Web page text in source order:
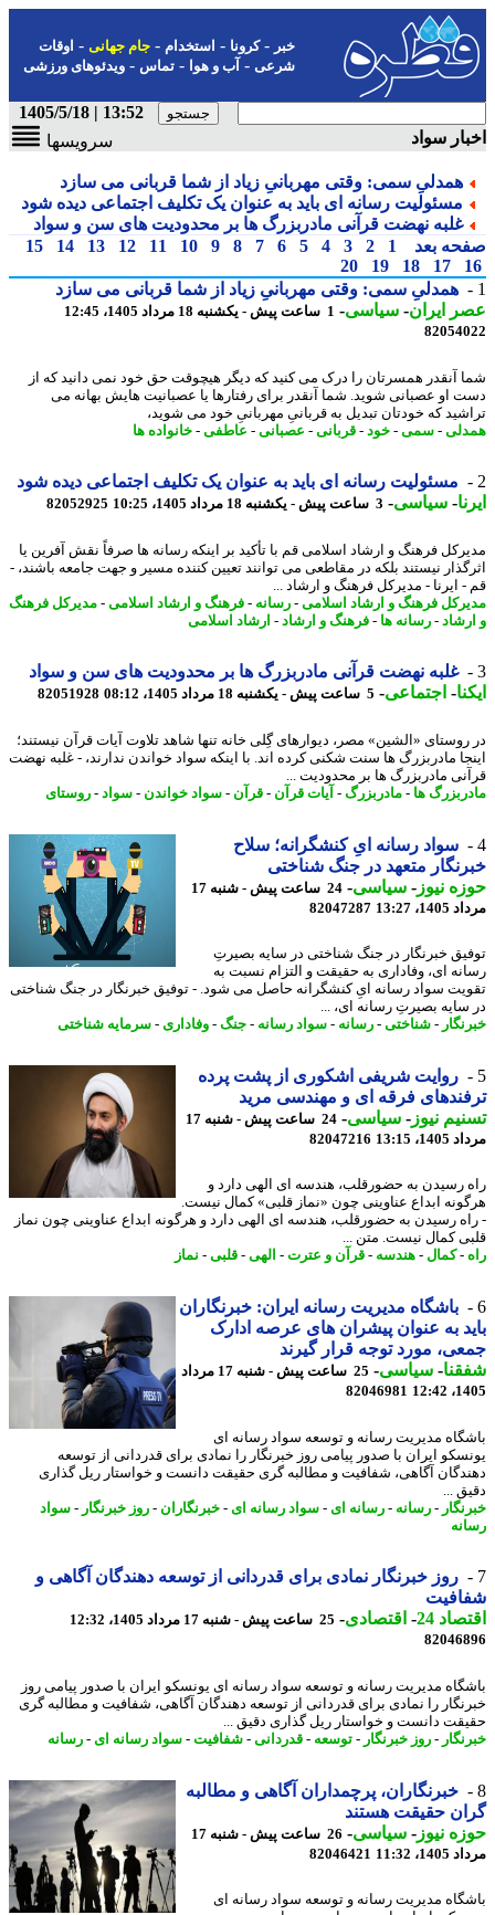
-کرونا-استخدام- جام جهانی-اوقات
شرعی-آب و هوا-تماس-ویدئوهای ورزشی
13:52 | 1405/5/18
سواد
سرویسها
همدلیِ سمی: وقتی مهربانیِ زیاد از شما قربانی می سازد
مسئولیت رسانه ای باید به عنوان یک تکلیف اجتماعی دیده شود
غلبه نهضت قرآنی مادربزرگ ها بر محدودیت های سن و سواد
بعد
1
2
3
4
5
6
7
8
9
10
11
12
13
14
15
17
18
19
20
همدلیِ سمی: وقتی مهربانیِ زیاد از شما قربانی می سازد
ایران- سیاسی-1 ساعت پیش - یکشنبه 18 مرداد 1405، 12:45
آنقدر همسرتان را درک می کنید که دیگر هیچوقت حق خود نمی دانید که از
او عصبانی شوید. شما آنقدر برای رفتارها یا عصبانیت هایش بهانه می
که خودتان تبدیل به قربانیِ مهربانیِ خود می شوید،
-سمی-خود -قربانی -عصبانی-عاطفی-خانواده ها
مسئولیت رسانه ای باید به عنوان یک تکلیف اجتماعی دیده شود
-سیاسی-3 ساعت پیش - یکشنبه 18 مرداد 1405، 10:25 82052925
فرهنگ و ارشاد اسلامی قم با تأکید بر اینکه رسانه ها صرفاً نقش آفرین یا
نیستند بلکه در مقاطعی می توانند تعیین کننده مسیر و جهت جامعه باشند، -
ایرنا - مدیرکل فرهنگ و ارشاد ...
فرهنگ و ارشاد اسلامی-رسانه-فرهنگ و ارشاد اسلامی-مدیرکل فرهنگ
-رسانه ها- فرهنگ و ارشاد -ارشاد اسلامی
غلبه نهضت قرآنی مادربزرگ ها بر محدودیت های سن و سواد
-اجتماعی-5 ساعت پیش - یکشنبه 18 مرداد 1405، 08:12 82051928
«الشین» مصر، دیوارهای گِلی خانه تنها شاهد تلاوت آیات قرآن نیستند؛
مادربزرگ ها سنت شکنی کرده اند. با اینکه سواد خواندن ندارند، - غلبه نهضت
مادربزرگ ها بر محدودیت ...
ها- مادربزرگ- آیات قرآن- قرآن- سواد خواندن -سواد-روستای
سواد رسانه ایِ کنشگرانه؛ سلاح
متعهد در جنگ شناختی
نیوز-سیاسی-
24 ساعت پیش - شنبه 17
13:27
82047287
خبرنگار در جنگ شناختی در سایه بصیرتِ
ای، وفاداری به حقیقت و التزام نسبت به
سواد رسانه ایِ کنشگرانه حاصل می شود. - توفیق خبرنگار در جنگ شناختی
بصیرتِ رسانه ای، ...
-شناختی-رسانه-سواد رسانه-جنگ -وفاداری- سرمایه شناختی
روایت شریفی اشکوری از پشت پرده
فرقه ای و مهندسی مرید
نیوز-سیاسی-
24 ساعت پیش - شنبه 17
13:15
82047216
رسیدن به حضورقلب، هندسه ای الهی دارد و
ابداع عناوینی چون «نماز قلبی» کمال نیست.
رسیدن به حضورقلب، هندسه ای الهی دارد و هرگونه ابداع عناوینی چون نماز
کمال نیست. متن ...
- کمال-هندسه-قرآن و عترت- الهی -قلبی-نماز
باشگاه مدیریت رسانه ایران: خبرنگاران
به عنوان پیشران های عرصه ادارک
مورد توجه قرار گیرند
-سیاسی-
25 ساعت پیش - شنبه 17 مرداد
82046981
مدیریت رسانه و توسعه سواد رسانه ای
ایران با صدور پیامی روز خبرنگار را نمادی برای قدردانی از توسعه
آگاهی، شفافیت و مطالبه گری حقیقت دانست و خواستار ریل گذاری
...
-رسانه-رسانه ای- سواد رسانه ای- خبرنگاران- روز خبرنگار -سواد
روز خبرنگار نمادی برای قدردانی از توسعه دهندگان آگاهی و
24
-اقتصادی-25 ساعت پیش - شنبه 17 مرداد 1405، 12:32
مدیریت رسانه و توسعه سواد رسانه ای یونسکو ایران با صدور پیامی روز
را نمادی برای قدردانی از توسعه دهندگان آگاهی، شفافیت و مطالبه گری
دانست و خواستار ریل گذاری دقیق ...
-روز خبرنگار -توسعه-قدردانی- شفافیت-سواد رسانه ای- رسانه
خبرنگاران، پرچمداران آگاهی و مطالبه
حقیقت هستند
نیوز-سیاسی-
26 ساعت پیش - شنبه 17
11:32
82046421
مدیریت رسانه و توسعه سواد رسانه ای